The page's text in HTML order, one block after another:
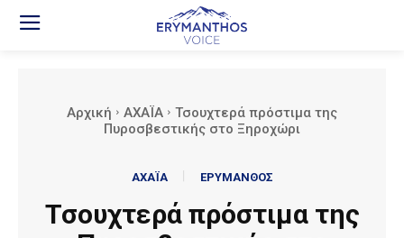
Αρχική ΑΧΑΪΑ
Τσουχτερά πρόστιμα της
Πυροσβεστικής στο Ξηροχώρι
ΑΧΑΪΑ ΕΡΥΜΑΝΘΟΣ
Τσουχτερά πρόστιμα της